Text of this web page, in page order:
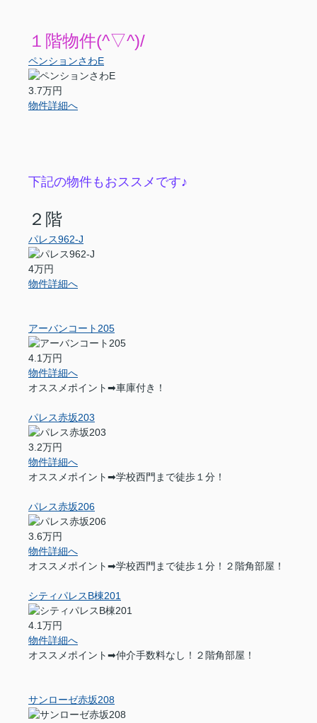
１階物件(^▽^)/
ペンションさわE
3.7万円
物件詳細へ
下記の物件もおススメです♪
２階
パレス962-J
4万円
物件詳細へ
アーバンコート205
4.1万円
物件詳細へ
オススメポイント➡車庫付き！
パレス赤坂203
3.2万円
物件詳細へ
オススメポイント➡学校西門まで徒歩１分！
パレス赤坂206
3.6万円
物件詳細へ
オススメポイント➡学校西門まで徒歩１分！２階角部屋！
シティパレスB棟201
4.1万円
物件詳細へ
オススメポイント➡仲介手数料なし！２階角部屋！
サンローゼ赤坂208